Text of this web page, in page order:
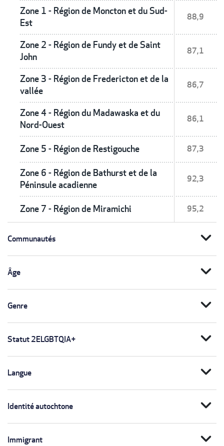
Zone 1 - Région de Moncton et du Sud-
Est
88,9
Zone 2 - Région de Fundy et de Saint
John
87,1
Zone 3 - Région de Fredericton et de la
vallée
86,7
Zone 4 - Région du Madawaska et du
Nord-Ouest
86,1
Zone 5 - Région de Restigouche 87,3
Zone 6 - Région de Bathurst et de la
Péninsule acadienne
92,3
Zone 7 - Région de Miramichi 95,2
Communautés expand_more
Âge expand_more
Genre expand_more
Statut 2ELGBTQIA+ expand_more
Langue expand_more
Identité autochtone expand_more
Immigrant expand_more